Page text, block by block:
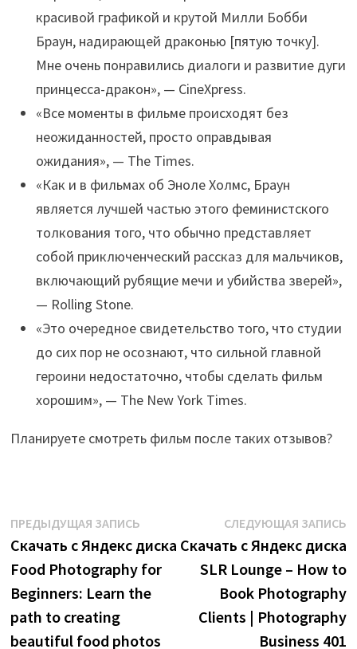
красивой графикой и крутой Милли Бобби
Браун, надирающей драконью [пятую точку].
Мне очень понравились диалоги и развитие дуги
принцесса-дракон», — CineXpress.
«Все моменты в фильме происходят без
неожиданностей, просто оправдывая
ожидания», — The Times.
«Как и в фильмах об Эноле Холмс, Браун
является лучшей частью этого феминистского
толкования того, что обычно представляет
собой приключенческий рассказ для мальчиков,
включающий рубящие мечи и убийства зверей»,
— Rolling Stone.
«Это очередное свидетельство того, что студии
до сих пор не осознают, что сильной главной
героини недостаточно, чтобы сделать фильм
хорошим», — The New York Times.
Планируете смотреть фильм после таких отзывов?
Навигация
по
записям
ПРЕДЫДУЩАЯ ЗАПИСЬПредыдущая
запись:
Скачать с Яндекс диска
Food Photography for
Beginners: Learn the
path to creating
beautiful food photos
СЛЕДУЮЩАЯ ЗАПИСЬ
Скачать с Яндекс диска
SLR Lounge – How to
Book Photography
Clients | Photography
Business 401